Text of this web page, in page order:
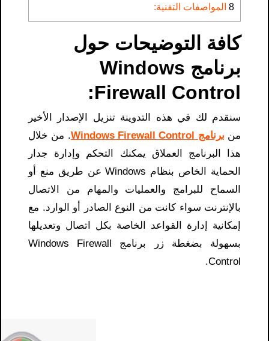
8 المواصفات التقنية:
كافة التوضيحات حول
برنامج Windows
Firewall Control:
سنقدم لك في هذه التدوينة تنزيل الإصدار الأخير
من برنامج Windows Firewall Control
. من خلال
هذا البرنامج العملاق يمكنك التحكم وإدارة جدار
الحماية الخاص بنظام Windows عن طريق منع أو
السماح للبرامج والعمليات والمهام من الاتصال
بالإنترنت سواء كانت من النوع الصادر أو الوارد. مع
إمكانية إدارة القواعد الخاصة بكل اتصال وتعديلها
بسهولة بضغطة زر برنامج Windows Firewall
Control.